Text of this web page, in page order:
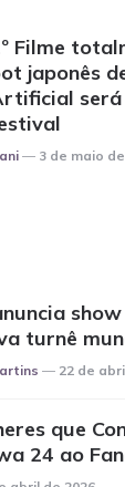
Filme
japonês
será
3 de maio
turnê
22 de
que
24 ao